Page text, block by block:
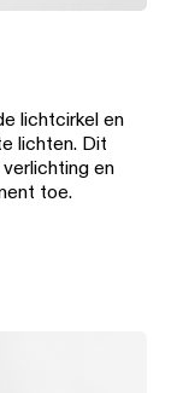
lichtcirkel en
lichten. Dit
en
toe.